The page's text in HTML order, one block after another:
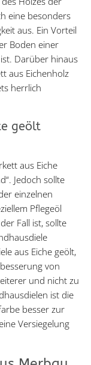
eine besonders
aus. Ein Vorteil
Boden einer
Darüber hinaus
aus Eichenholz
herrlich
geölt
aus Eiche
Jedoch sollte
einzelnen
Pflegeöl
Fall ist, sollte
aus Eiche geölt,
von
und nicht zu
ist die
besser zur
Versiegelung